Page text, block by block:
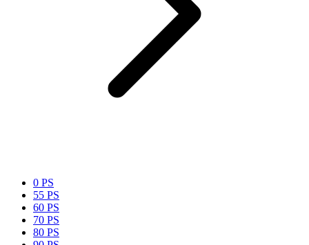
0 PS
55 PS
60 PS
70 PS
80 PS